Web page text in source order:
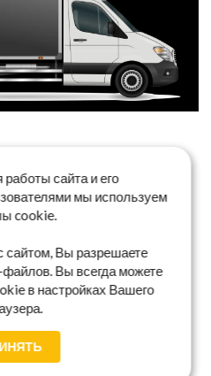
сайта и его
мы используем
cookie.
сайтом, Вы разрешаете
Вы всегда можете
в настройках Вашего